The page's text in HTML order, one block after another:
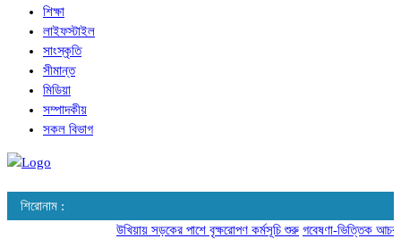
শিক্ষা
লাইফস্টাইল
সাংস্কৃতি
সীমান্ত
মিডিয়া
সম্পাদকীয়
সকল বিভাগ
শিরোনাম :
উখিয়ায় সড়কের পাশে বৃক্ষরোপণ কর্মসূচি শুরু গবেষণা-ভিত্তিক আচরণ